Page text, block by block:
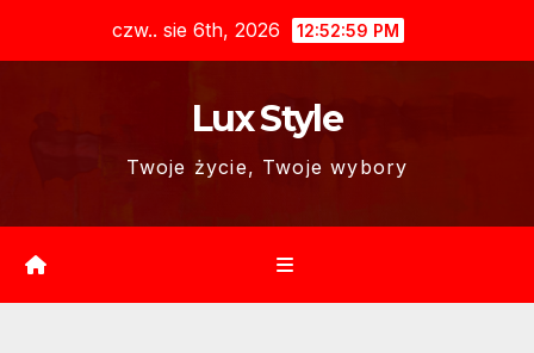
czw.. sie 6th, 2026 12:53:00 PM
Lux Style
Twoje życie, Twoje wybory